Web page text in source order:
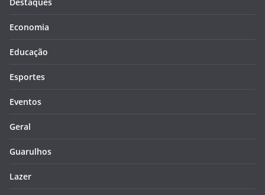
Destaques
Economia
Educação
Esportes
Eventos
Geral
Guarulhos
Lazer